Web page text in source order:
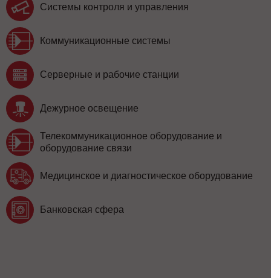
Системы контроля и управления
Коммуникационные системы
Серверные и рабочие станции
Дежурное освещение
Телекоммуникационное оборудование и
оборудование связи
Медицинское и диагностическое оборудование
Банковская сфера